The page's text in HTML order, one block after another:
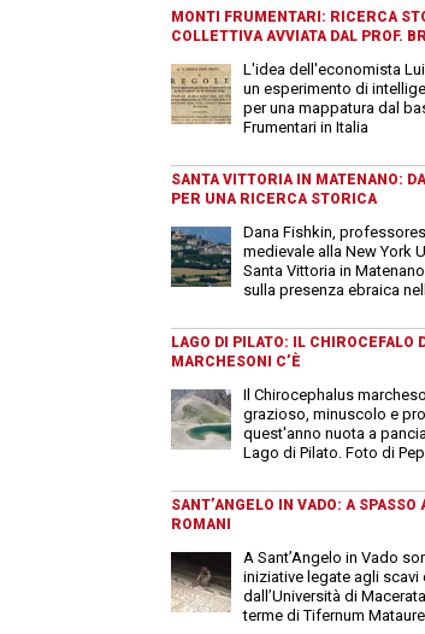
MONTI FRUMENTARI: RICERCA
COLLETTIVA AVVIATA DAL PROF.
L'idea dell'economista
un esperimento di
per una mappatura dal
Frumentari in Italia
SANTA VITTORIA IN MATENANO:
PER UNA RICERCA STORICA
Dana Fishkin,
medievale alla New York
Santa Vittoria in
sulla presenza ebraica
LAGO DI PILATO: IL CHIROCEFALO
MARCHESONI C’È
Il Chirocephalus
grazioso, minuscolo e
quest'anno nuota a
Lago di Pilato. Foto di
SANT’ANGELO IN VADO: A SPASSO
ROMANI
A Sant’Angelo in Vado
iniziative legate agli scavi
dall’Università di
terme di Tifernum